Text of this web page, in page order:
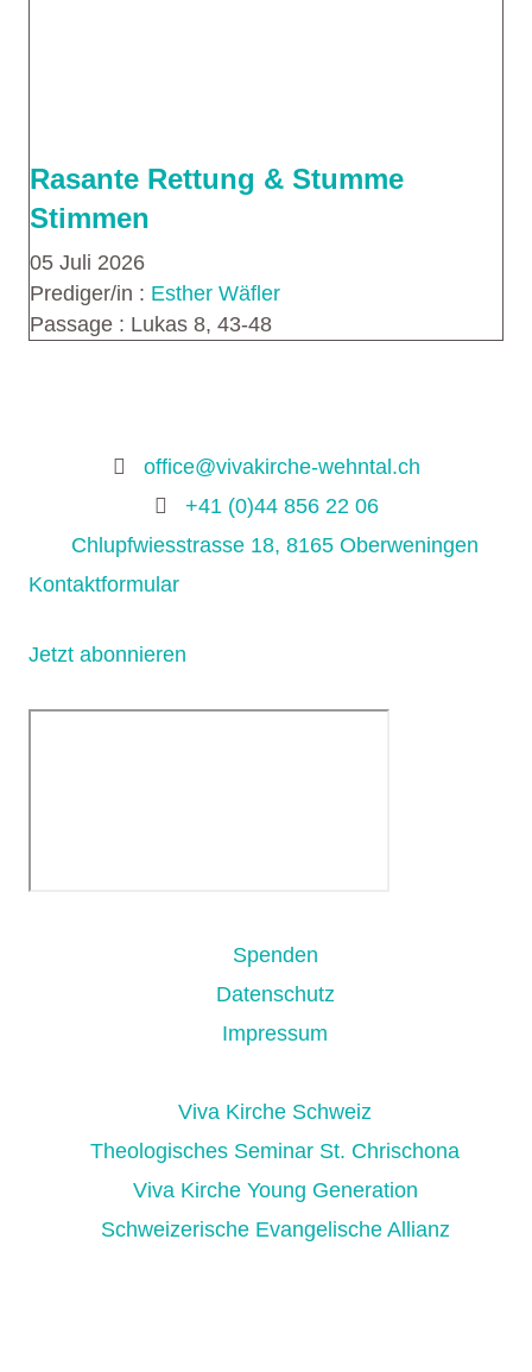
Rasante Rettung & Stumme
Stimmen
05 Juli 2026
Prediger/in : Esther Wäfler
Passage : Lukas 8, 43-48
office@vivakirche-wehntal.ch
+41 (0)44 856 22 06
Chlupfwiesstrasse 18, 8165 Oberweningen
Kontaktformular
Jetzt abonnieren
Spenden
Datenschutz
Impressum
Viva Kirche Schweiz
Theologisches Seminar St. Chrischona
Viva Kirche Young Generation
Schweizerische Evangelische Allianz